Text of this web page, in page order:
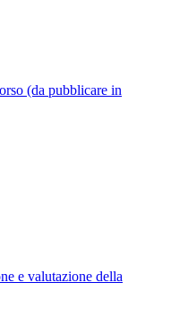
(da pubblicare in
e valutazione della